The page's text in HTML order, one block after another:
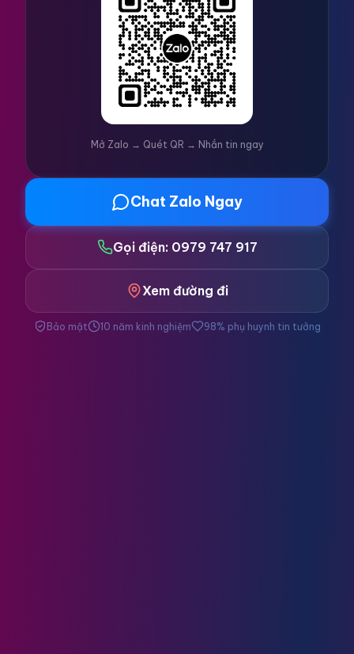
Mở Zalo → Quét QR → Nhắn tin ngay
Chat Zalo Ngay
Gọi điện: 0979 747 917
Xem đường đi
Bảo mật 10 năm kinh nghiệm 98% phụ huynh tin tưởng